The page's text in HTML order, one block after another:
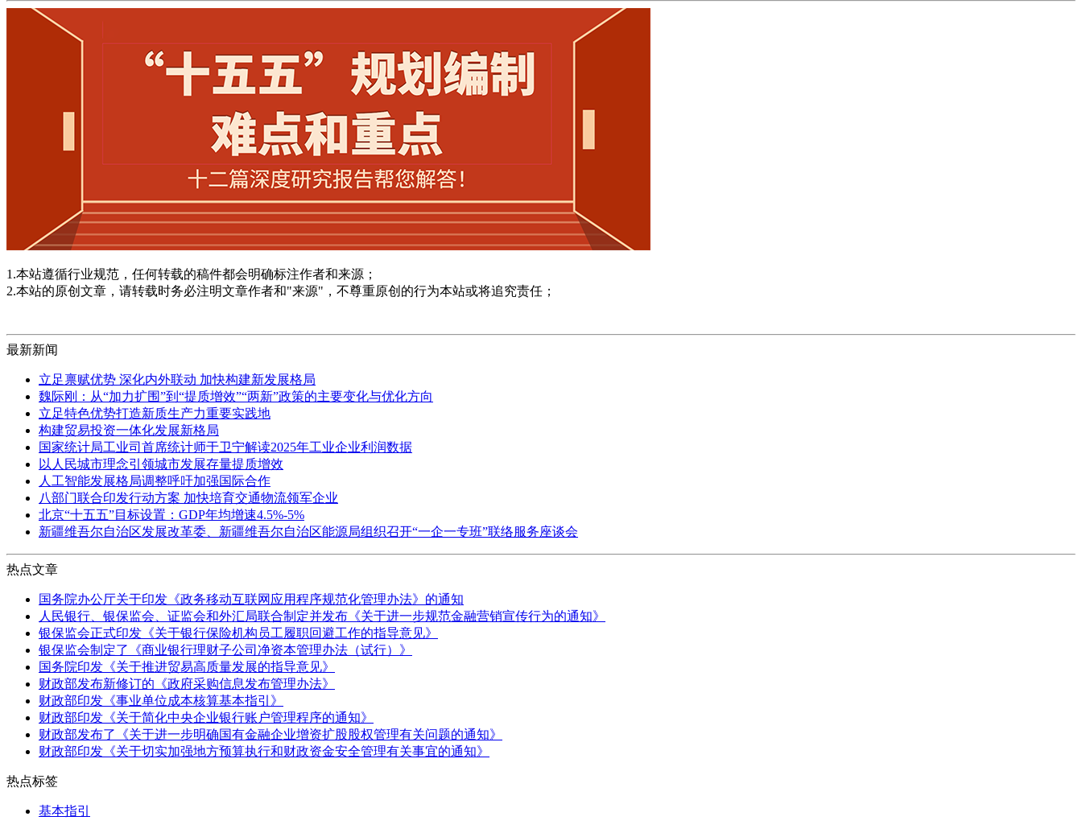
1.本站遵循行业规范，任何转载的稿件都会明确标注作者和来源；
2.本站的原创文章，请转载时务必注明文章作者和"来源"，不尊重原创的行为本站或将追究责任；
最新新闻
立足禀赋优势 深化内外联动 加快构建新发展格局
魏际刚：从“加力扩围”到“提质增效”“两新”政策的主要变化与优化方向
立足特色优势打造新质生产力重要实践地
构建贸易投资一体化发展新格局
国家统计局工业司首席统计师于卫宁解读2025年工业企业利润数据
以人民城市理念引领城市发展存量提质增效
人工智能发展格局调整呼吁加强国际合作
八部门联合印发行动方案 加快培育交通物流领军企业
北京“十五五”目标设置：GDP年均增速4.5%-5%
新疆维吾尔自治区发展改革委、新疆维吾尔自治区能源局组织召开“一企一专班”联络服务座谈会
热点文章
国务院办公厅关于印发《政务移动互联网应用程序规范化管理办法》的通知
人民银行、银保监会、证监会和外汇局联合制定并发布《关于进一步规范金融营销宣传行为的通知》
银保监会正式印发《关于银行保险机构员工履职回避工作的指导意见》
银保监会制定了《商业银行理财子公司净资本管理办法（试行）》
国务院印发《关于推进贸易高质量发展的指导意见》
财政部发布新修订的《政府采购信息发布管理办法》
财政部印发《事业单位成本核算基本指引》
财政部印发《关于简化中央企业银行账户管理程序的通知》
财政部发布了《关于进一步明确国有金融企业增资扩股股权管理有关问题的通知》
财政部印发《关于切实加强地方预算执行和财政资金安全管理有关事宜的通知》
热点标签
基本指引